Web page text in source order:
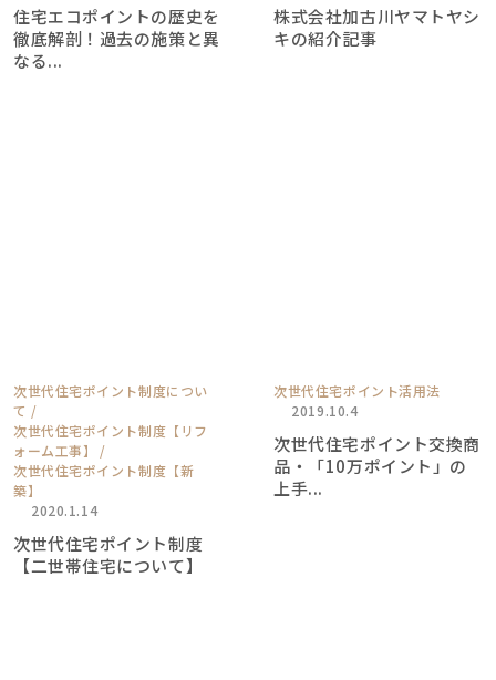
住宅エコポイントの歴史を
徹底解剖！過去の施策と異
なる...
株式会社加古川ヤマトヤシ
キの紹介記事
次世代住宅ポイント制度につい
て
次世代住宅ポイント制度【リフ
ォーム工事】
次世代住宅ポイント制度【新
築】
2020.1.14
次世代住宅ポイント制度
【二世帯住宅について】
次世代住宅ポイント活用法
2019.10.4
次世代住宅ポイント交換商
品・「10万ポイント」の
上手...